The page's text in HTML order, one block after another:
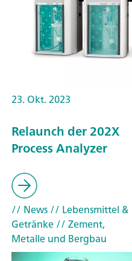
23. Okt. 2023
Relaunch der 202X
Process Analyzer
// News// Lebensmittel &
Getränke// Zement,
Metalle und Bergbau